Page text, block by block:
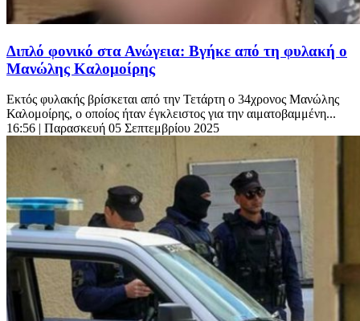
Διπλό φονικό στα Ανώγεια: Βγήκε από τη φυλακή ο
Μανώλης Καλομοίρης
Εκτός φυλακής βρίσκεται από την Τετάρτη ο 34χρονος Μανώλης
Καλομοίρης, ο οποίος ήταν έγκλειστος για την αιματοβαμμένη...
16:56 | Παρασκευή 05 Σεπτεμβρίου 2025